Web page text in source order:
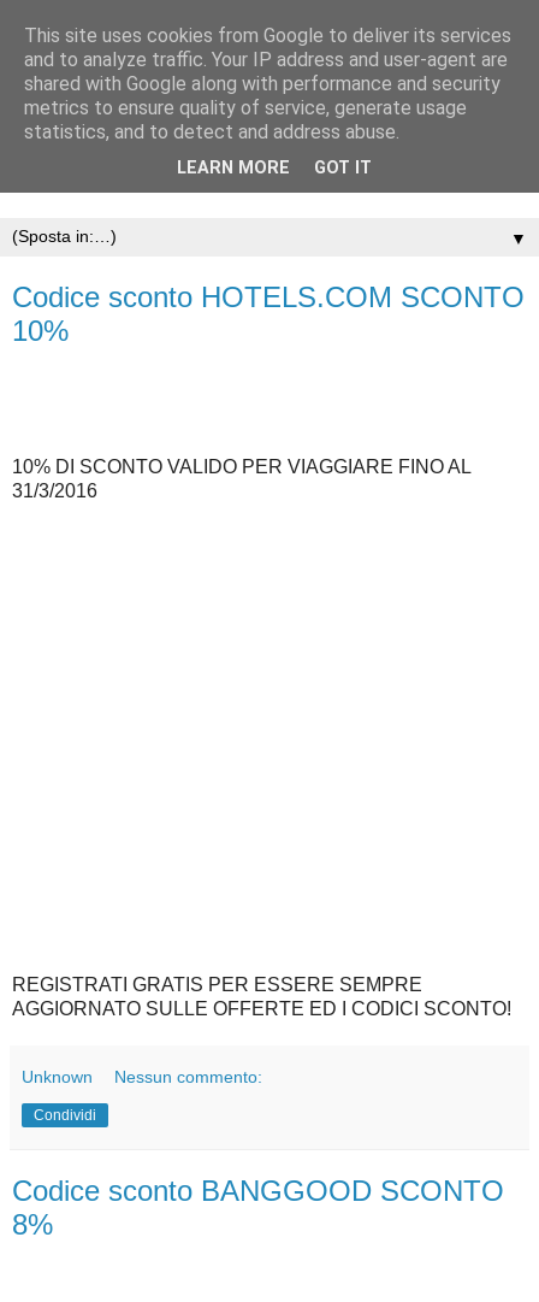
▼
Codice sconto HOTELS.COM SCONTO
10%
10% DI SCONTO VALIDO PER VIAGGIARE FINO AL
31/3/2016
REGISTRATI GRATIS PER ESSERE SEMPRE
AGGIORNATO SULLE OFFERTE ED I CODICI SCONTO!
Unknown Nessun commento:
Condividi
Codice sconto BANGGOOD SCONTO
8%
This site uses cookies from Google to deliver its services
and to analyze traffic. Your IP address and user-agent are
shared with Google along with performance and security
metrics to ensure quality of service, generate usage
statistics, and to detect and address abuse.
LEARN MORE GOT IT